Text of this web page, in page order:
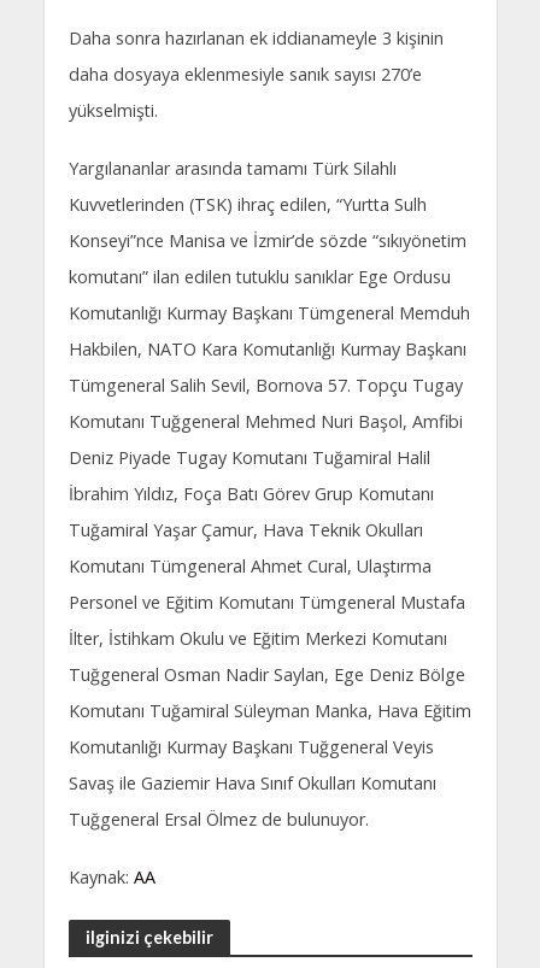
Daha sonra hazırlanan ek iddianameyle 3 kişinin
daha dosyaya eklenmesiyle sanık sayısı 270’e
yükselmişti.
Yargılananlar arasında tamamı Türk Silahlı
Kuvvetlerinden (TSK) ihraç edilen, “Yurtta Sulh
Konseyi”nce Manisa ve İzmir’de sözde “sıkıyönetim
komutanı” ilan edilen tutuklu sanıklar Ege Ordusu
Komutanlığı Kurmay Başkanı Tümgeneral Memduh
Hakbilen, NATO Kara Komutanlığı Kurmay Başkanı
Tümgeneral Salih Sevil, Bornova 57. Topçu Tugay
Komutanı Tuğgeneral Mehmed Nuri Başol, Amfibi
Deniz Piyade Tugay Komutanı Tuğamiral Halil
İbrahim Yıldız, Foça Batı Görev Grup Komutanı
Tuğamiral Yaşar Çamur, Hava Teknik Okulları
Komutanı Tümgeneral Ahmet Cural, Ulaştırma
Personel ve Eğitim Komutanı Tümgeneral Mustafa
İlter, İstihkam Okulu ve Eğitim Merkezi Komutanı
Tuğgeneral Osman Nadir Saylan, Ege Deniz Bölge
Komutanı Tuğamiral Süleyman Manka, Hava Eğitim
Komutanlığı Kurmay Başkanı Tuğgeneral Veyis
Savaş ile Gaziemir Hava Sınıf Okulları Komutanı
Tuğgeneral Ersal Ölmez de bulunuyor.
Kaynak: AA
ilginizi çekebilir